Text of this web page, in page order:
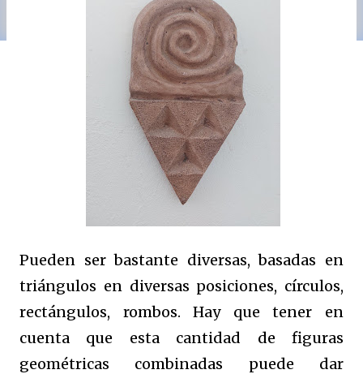
Pueden ser bastante diversas, basadas en
triángulos en diversas posiciones, círculos,
rectángulos, rombos. Hay que tener en
cuenta que esta cantidad de figuras
geométricas combinadas puede dar